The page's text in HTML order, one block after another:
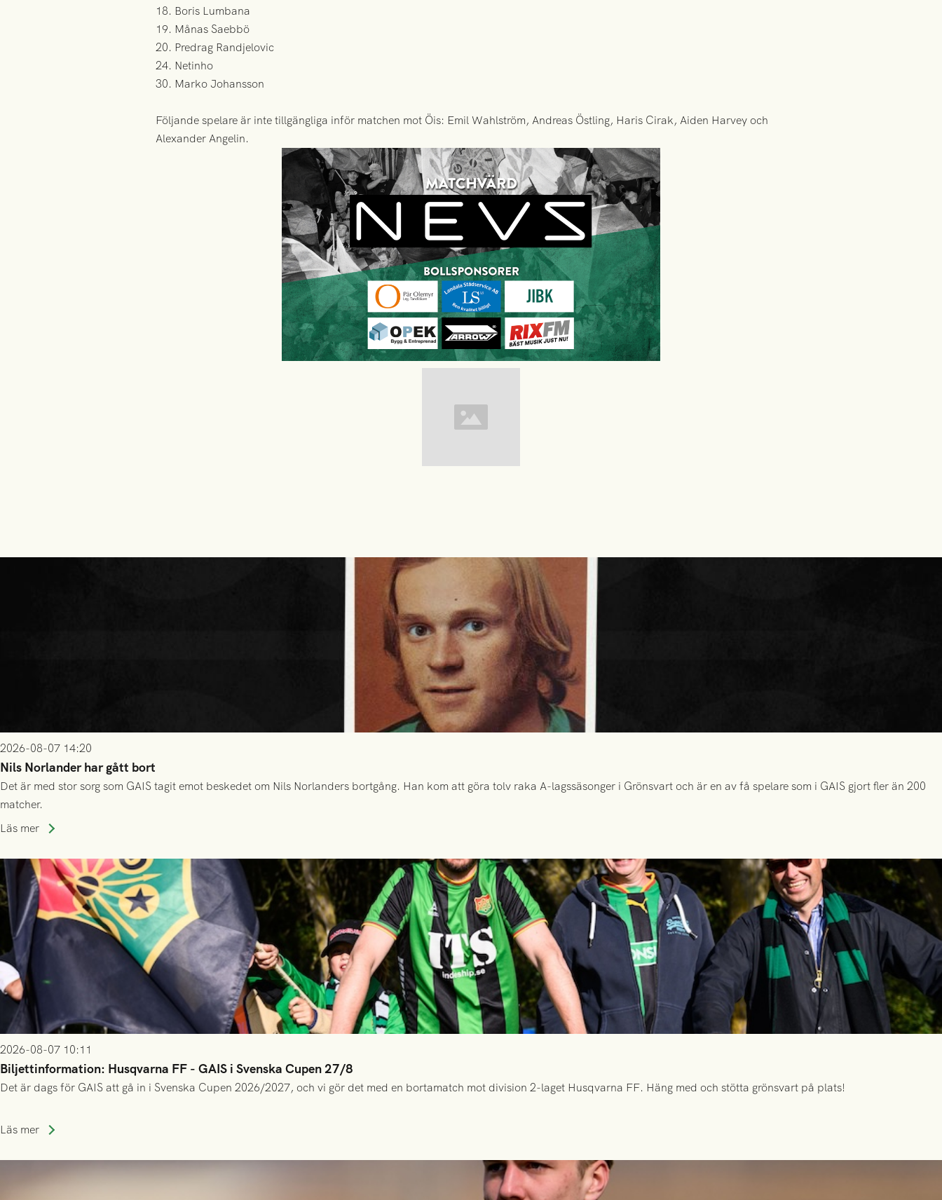
18. Boris Lumbana
19. Månas Saebbö
20. Predrag Randjelovic
24. Netinho
30. Marko Johansson
Följande spelare är inte tillgängliga inför matchen mot Öis: Emil Wahlström, Andreas Östling, Haris Cirak, Aiden Harvey och
Alexander Angelin.
2026-08-07 14:20
Nils Norlander har gått bort
Det är med stor sorg som GAIS tagit emot beskedet om Nils Norlanders bortgång. Han kom att göra tolv raka A-lagssäsonger i Grönsvart och är en av få spelare som i GAIS gjort fler än 200
matcher.
Läs mer
2026-08-07 10:11
Biljettinformation: Husqvarna FF - GAIS i Svenska Cupen 27/8
Det är dags för GAIS att gå in i Svenska Cupen 2026/2027, och vi gör det med en bortamatch mot division 2-laget Husqvarna FF. Häng med och stötta grönsvart på plats!
Läs mer